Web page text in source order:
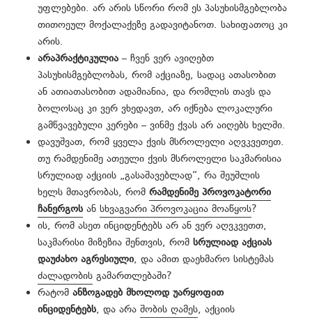
უფლებები. არ არის სწორი რომ ეს პასუხისმგებლობა
თითოეულ მოქალაქეზე გადავიტანოთ. სახიფათოც კი
არის.
არაპრაქტიკულია – ჩვენ ვერ ავიღებთ
პასუხისმგებლობას, რომ აქციაზე, სადაც ათასობით
ან ათიათასობით ადამიანია, და რომლის თავს და
ბოლოსაც კი ვერ ვხედავთ, არ იქნება ლოკალური
გამწვავებული კერები – ვინმე ქვას არ აიღებს ხელში.
დავუშვათ, რომ ყველა ქვის მსროლელი აღვკვეთეთ.
თუ რამდენიმე ათეული ქვის მსროლელი საკმარისია
სრულიად აქციის „გასაშავებლად“, რა შეუშლის
ხელს მთავრობას, რომრამდენიმე პროვოკატორი
ჩანერგოსანსხვაგვარი პროვოკაცია მოაწყოს?
ის, რომ ასეთ ინციდენტებს არ ან ვერ აღვკვეთთ,
საკმარისი მიზეზია შენთვის, რომსრულიად აქციას
დაუძახო აგრესიული, და ამით დაეხმარო სისტემას
ძალადობის გამართლებაში?
რატომანზოგადებ მხოლოდ უარყოფით
ინციდენტებს, და არაშობის ღამეს, აქციის